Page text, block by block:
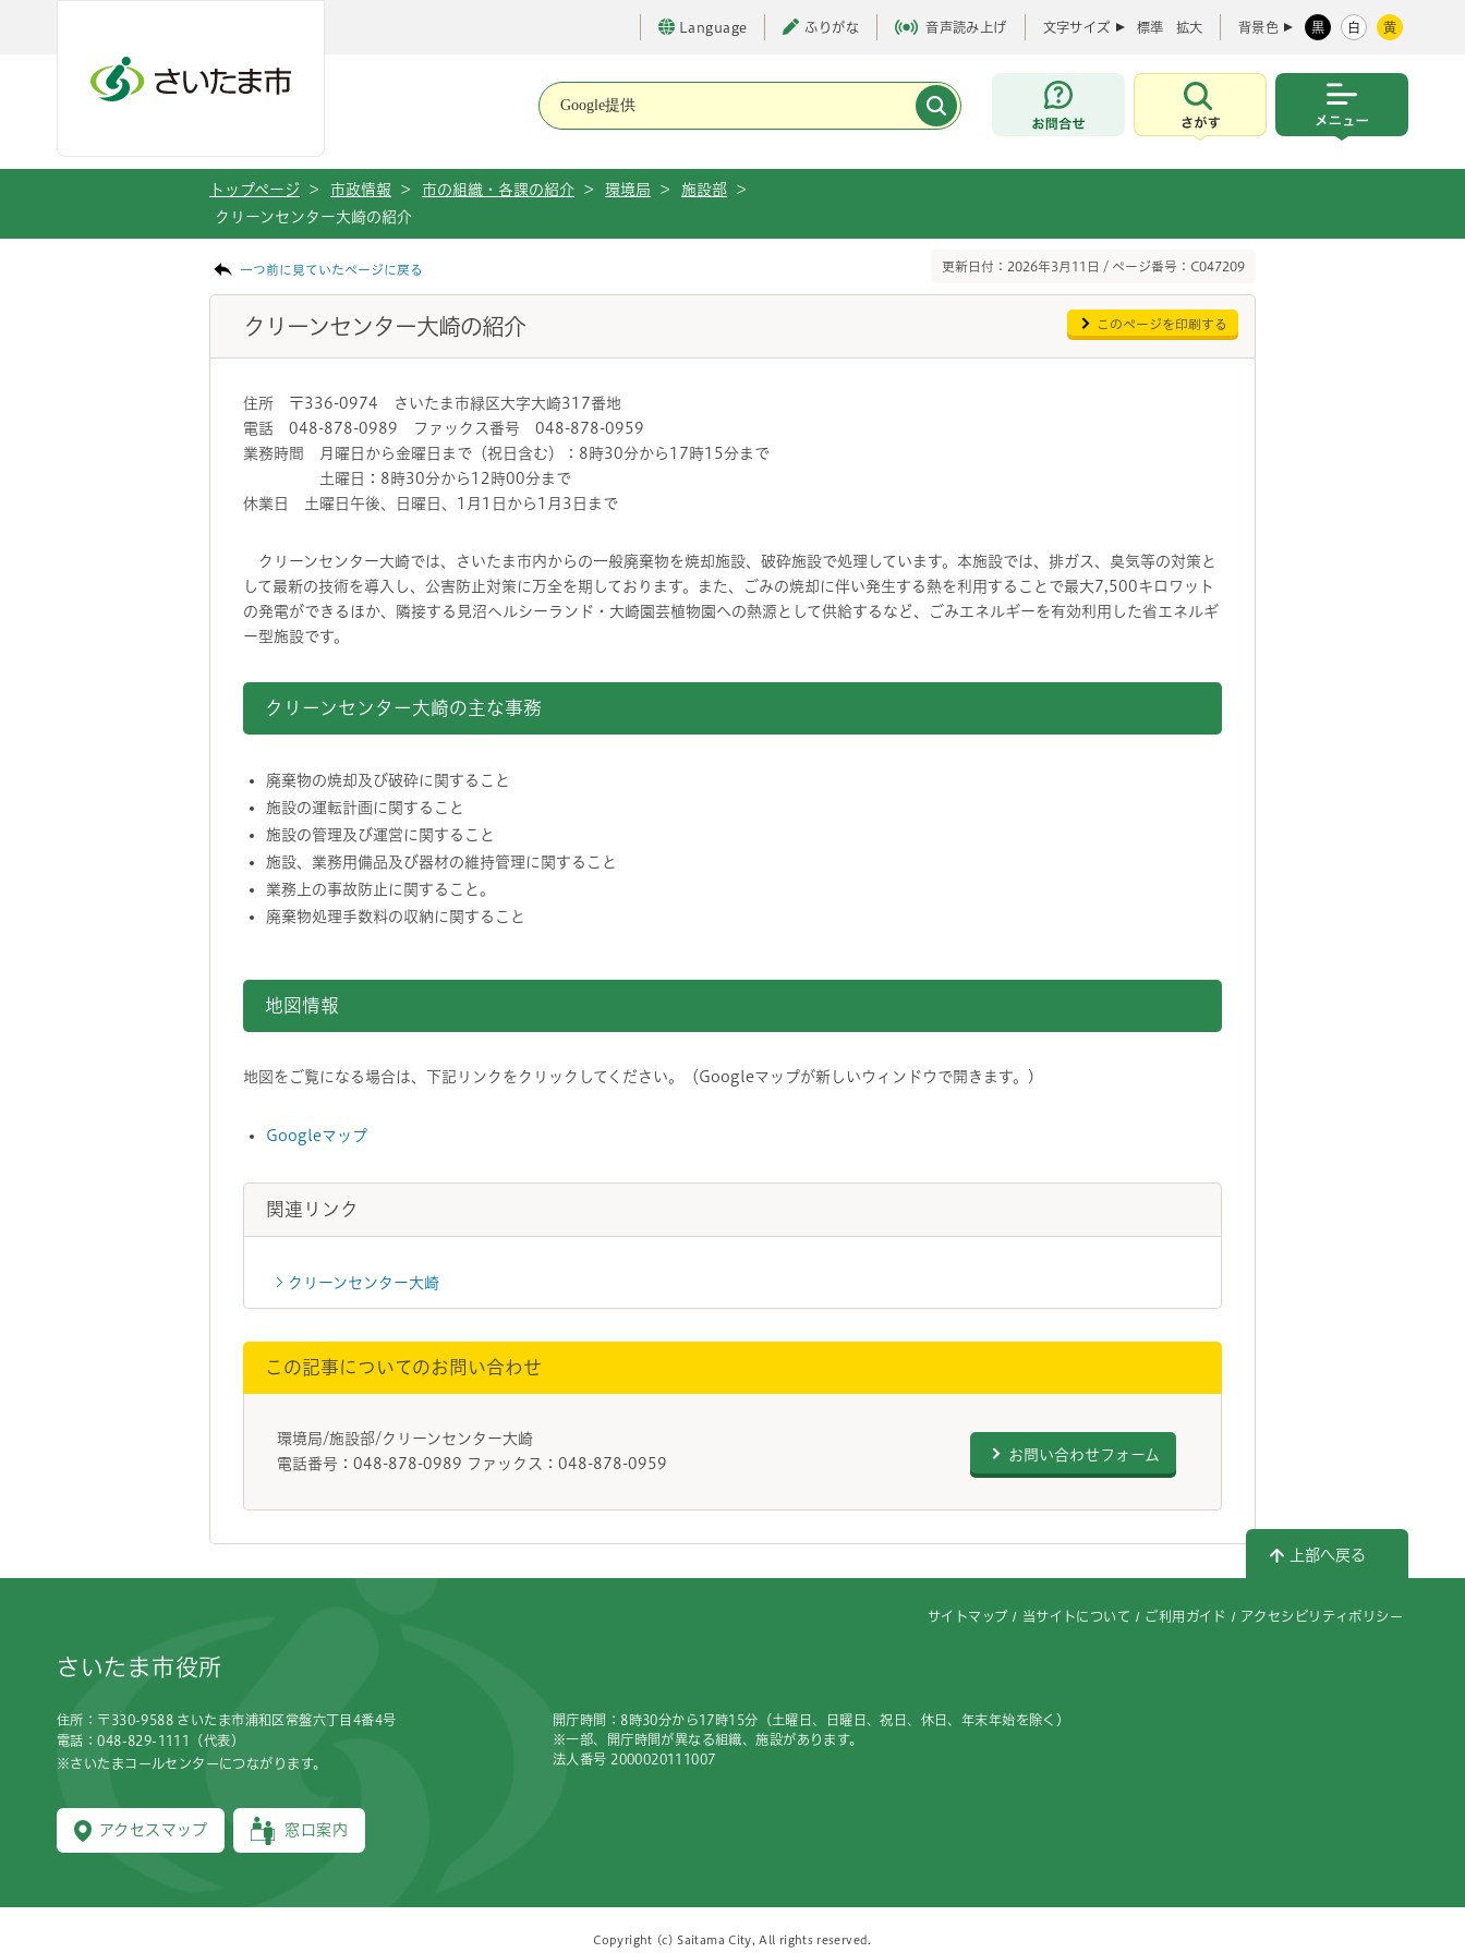
Language ふりがな 音声読み上げ 文字サイズ 標準 拡大 背景色 黒 白 黄
お問合せ
さがす
トップページ > 市政情報 > 市の組織・各課の紹介 > 環境局 > 施設部
>
クリーンセンター大崎の紹介
一つ前に見ていたページに戻る 更新日付：2026年3月11日 / ページ番号：C047209
クリーンセンター大崎の紹介 このページを印刷する
住所 〒336-0974 さいたま市緑区大字大崎317番地
電話 048-878-0989 ファックス番号 048-878-0959
業務時間 月曜日から金曜日まで（祝日含む）：8時30分から17時15分まで
土曜日：8時30分から12時00分まで
休業日 土曜日午後、日曜日、1月1日から1月3日まで
クリーンセンター大崎では、さいたま市内からの一般廃棄物を焼却施設、破砕施設で処理しています。本施設では、排ガス、臭気等の対策と
して最新の技術を導入し、公害防止対策に万全を期しております。また、ごみの焼却に伴い発生する熱を利用することで最大7,500キロワット
の発電ができるほか、隣接する見沼ヘルシーランド・大崎園芸植物園への熱源として供給するなど、ごみエネルギーを有効利用した省エネルギ
ー型施設です。
クリーンセンター大崎の主な事務
廃棄物の焼却及び破砕に関すること
施設の運転計画に関すること
施設の管理及び運営に関すること
施設、業務用備品及び器材の維持管理に関すること
業務上の事故防止に関すること。
廃棄物処理手数料の収納に関すること
地図情報
地図をご覧になる場合は、下記リンクをクリックしてください。（Googleマップが新しいウィンドウで開きます。)
Googleマップ
関連リンク
クリーンセンター大崎
この記事についてのお問い合わせ
環境局/施設部/クリーンセンター大崎
電話番号：048-878-0989 ファックス：048-878-0959
お問い合わせフォーム
上部へ戻る
サイトマップ 当サイトについて ご利用ガイド アクセシビリティポリシー
さいたま市役所
住所：〒330-9588 さいたま市浦和区常盤六丁目4番4号
電話：048-829-1111（代表）
※さいたまコールセンターにつながります。
アクセスマップ 窓口案内
開庁時間：8時30分から17時15分（土曜日、日曜日、祝日、休日、年末年始を除く）
※一部、開庁時間が異なる組織、施設があります。
法人番号 2000020111007
Copyright (c) Saitama City, All rights reserved.